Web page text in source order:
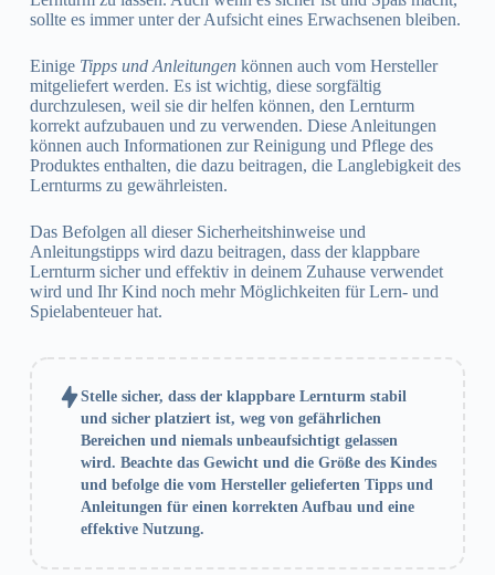
sollte es immer unter der Aufsicht eines Erwachsenen bleiben.
Einige Tipps und Anleitungenkönnen auch vom Hersteller
mitgeliefert werden. Es ist wichtig, diese sorgfältig
durchzulesen, weil sie dir helfen können, den Lernturm
korrekt aufzubauen und zu verwenden. Diese Anleitungen
können auch Informationen zur Reinigung und Pflege des
Produktes enthalten, die dazu beitragen, die Langlebigkeit des
Lernturms zu gewährleisten.
Das Befolgen all dieser Sicherheitshinweise und
Anleitungstipps wird dazu beitragen, dass der klappbare
Lernturm sicher und effektiv in deinem Zuhause verwendet
wird und Ihr Kind noch mehr Möglichkeiten für Lern- und
Spielabenteuer hat.
Stelle sicher, dass der klappbare Lernturm stabil
und sicher platziert ist, weg von gefährlichen
Bereichen und niemals unbeaufsichtigt gelassen
wird. Beachte das Gewicht und die Größe des Kindes
und befolge die vom Hersteller gelieferten Tipps und
Anleitungen für einen korrekten Aufbau und eine
effektive Nutzung.